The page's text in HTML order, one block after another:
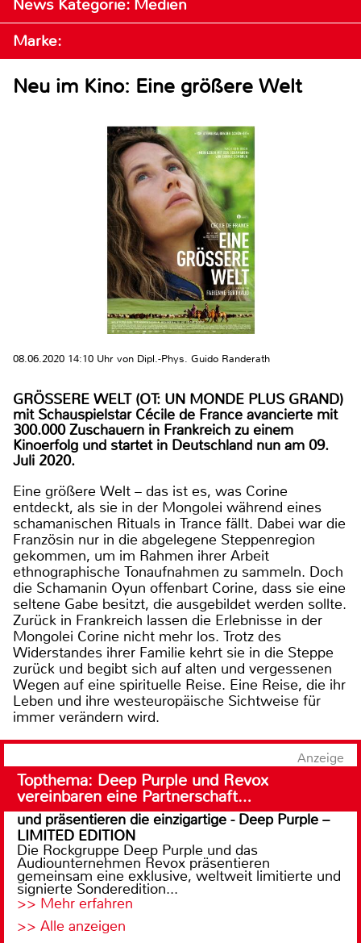
News Kategorie: Medien
Marke:
Neu im Kino: Eine größere Welt
08.06.2020 14:10 Uhr von Dipl.-Phys. Guido Randerath
GRÖSSERE WELT (OT: UN MONDE PLUS GRAND)
mit Schauspielstar Cécile de France avancierte mit
300.000 Zuschauern in Frankreich zu einem
Kinoerfolg und startet in Deutschland nun am 09.
Juli 2020.
Eine größere Welt – das ist es, was Corine
entdeckt, als sie in der Mongolei während eines
schamanischen Rituals in Trance fällt. Dabei war die
Französin nur in die abgelegene Steppenregion
gekommen, um im Rahmen ihrer Arbeit
ethnographische Tonaufnahmen zu sammeln. Doch
die Schamanin Oyun offenbart Corine, dass sie eine
seltene Gabe besitzt, die ausgebildet werden sollte.
Zurück in Frankreich lassen die Erlebnisse in der
Mongolei Corine nicht mehr los. Trotz des
Widerstandes ihrer Familie kehrt sie in die Steppe
zurück und begibt sich auf alten und vergessenen
Wegen auf eine spirituelle Reise. Eine Reise, die ihr
Leben und ihre westeuropäische Sichtweise für
immer verändern wird.
Anzeige
Topthema: Deep Purple und Revox
vereinbaren eine Partnerschaft…
und präsentieren die einzigartige - Deep Purple –
LIMITED EDITION
Die Rockgruppe Deep Purple und das
Audiounternehmen Revox präsentieren
gemeinsam eine exklusive, weltweit limitierte und
signierte Sonderedition...
>> Mehr erfahren
>> Alle anzeigen